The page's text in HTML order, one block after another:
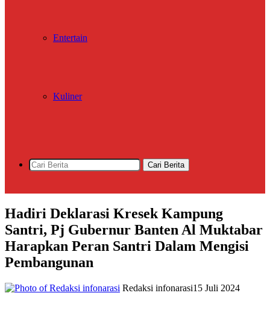
Entertain
Kuliner
Cari Berita
Hadiri Deklarasi Kresek Kampung
Santri, Pj Gubernur Banten Al Muktabar
Harapkan Peran Santri Dalam Mengisi
Pembangunan
Redaksi infonarasi15 Juli 2024